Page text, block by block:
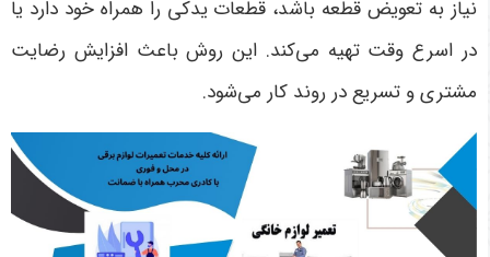
نیاز به تعویض قطعه باشد، قطعات یدکی را همراه خود دارد یا
در اسرع وقت تهیه می‌کند. این روش باعث افزایش رضایت
مشتری و تسریع در روند کار می‌شود.